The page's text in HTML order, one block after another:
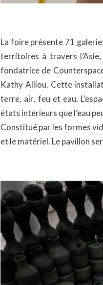
La foire présente 71
territoires à travers
fondatrice de
Kathy Alliou. Cette
terre, air, feu et eau.
états intérieurs que l’eau
Constitué par les formes
et le matériel. Le pavillon